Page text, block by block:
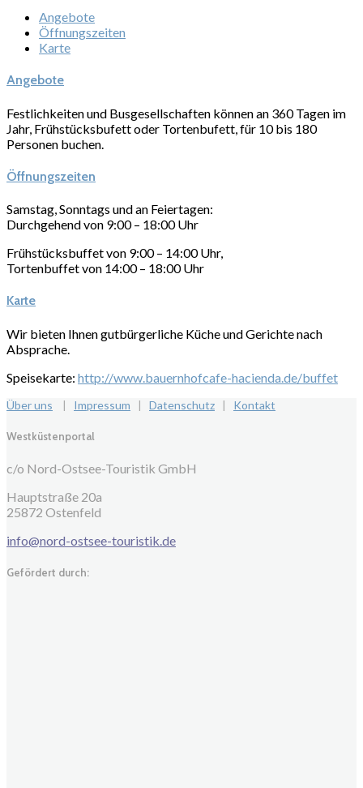
Angebote
Öffnungszeiten
Karte
Angebote
Festlichkeiten und Busgesellschaften können an 360 Tagen im
Jahr, Frühstücksbufett oder Tortenbufett, für 10 bis 180
Personen buchen.
Öffnungszeiten
Samstag, Sonntags und an Feiertagen:
Durchgehend von 9:00 – 18:00 Uhr
Frühstücksbuffet von 9:00 – 14:00 Uhr,
Tortenbuffet von 14:00 – 18:00 Uhr
Karte
Wir bieten Ihnen gutbürgerliche Küche und Gerichte nach
Absprache.
Speisekarte: http://www.bauernhofcafe-hacienda.de/buffet
Über uns | Impressum | Datenschutz | Kontakt
Westküstenportal
c/o Nord-Ostsee-Touristik GmbH
Hauptstraße 20a
25872 Ostenfeld
info@nord-ostsee-touristik.de
Gefördert durch: